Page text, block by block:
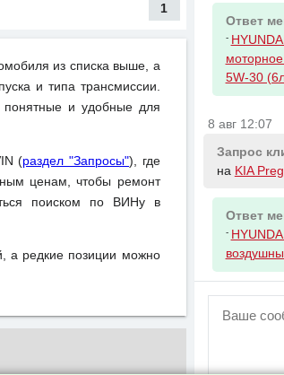
1
из списка выше, а
и типа трансмиссии.
понятные и удобные для
(раздел "Запросы"), где
ценам, чтобы ремонт
поиском по ВИНу в
а редкие позиции можно
Ответ
-
5W-30
8 авг 12:07
Запрос
на KIA
Ответ
-